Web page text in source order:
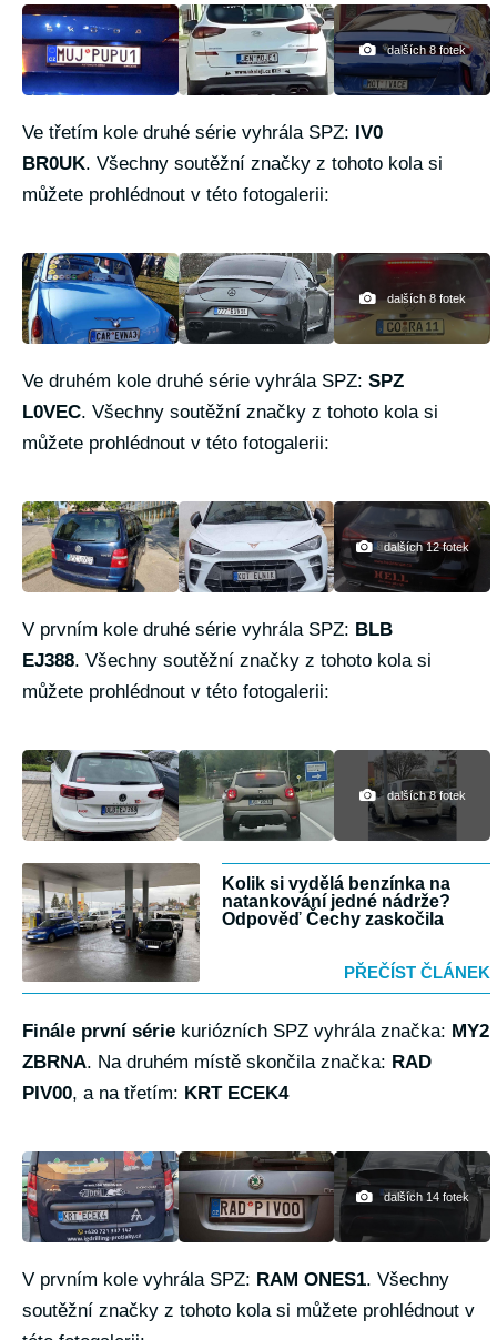
dalších 8 fotek
Ve třetím kole druhé série vyhrála SPZ: IV0
BR0UK. Všechny soutěžní značky z tohoto kola si
můžete prohlédnout v této fotogalerii:
dalších 8 fotek
Ve druhém kole druhé série vyhrála SPZ: SPZ
L0VEC. Všechny soutěžní značky z tohoto kola si
můžete prohlédnout v této fotogalerii:
dalších 12 fotek
V prvním kole druhé série vyhrála SPZ: BLB
EJ388. Všechny soutěžní značky z tohoto kola si
můžete prohlédnout v této fotogalerii:
dalších 8 fotek
Kolik si vydělá benzínka na
natankování jedné nádrže?
Odpověď Čechy zaskočila
PŘEČÍST ČLÁNEK
Finále první série kuriózních SPZ vyhrála značka: MY2
ZBRNA. Na druhém místě skončila značka: RAD
PIV00, a na třetím: KRT ECEK4
dalších 14 fotek
V prvním kole vyhrála SPZ: RAM ONES1. Všechny
soutěžní značky z tohoto kola si můžete prohlédnout v